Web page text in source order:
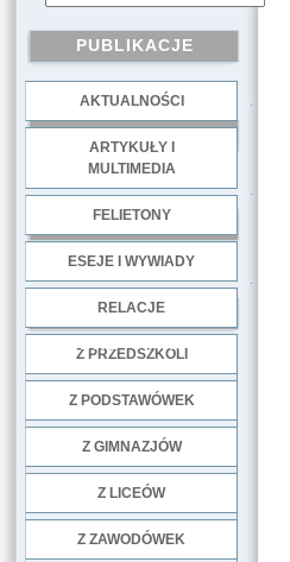
PUBLIKACJE
AKTUALNOŚCI
ARTYKUŁY I
MULTIMEDIA
FELIETONY
ESEJE I WYWIADY
RELACJE
Z PRZEDSZKOLI
Z PODSTAWÓWEK
Z GIMNAZJÓW
Z LICEÓW
Z ZAWODÓWEK